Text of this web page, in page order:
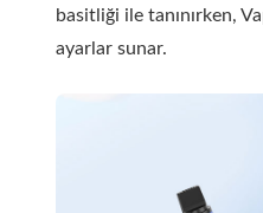
basitliği ile tanınırken,
ayarlar sunar.